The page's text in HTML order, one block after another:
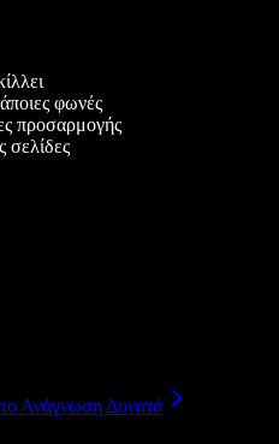
φωνές
προσαρμογής
σελίδες
το Ανάγνωση Δυνατά